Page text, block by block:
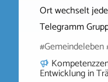
Ort wechselt
Telegramm
Entwicklung in